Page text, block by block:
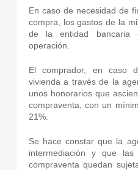
En caso de necesidad de
compra, los gastos de la
de la entidad
operación.
El comprador, en caso
vivienda a través de la
unos honorarios que
compraventa, con un
21%.
Se hace constar que la
intermediación y que
compraventa quedan